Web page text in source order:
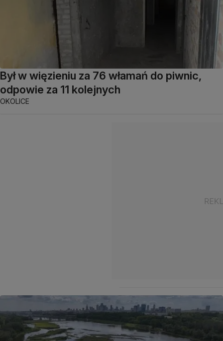
Był w więzieniu za 76 włamań do piwnic,
odpowie za 11 kolejnych
OKOLICE